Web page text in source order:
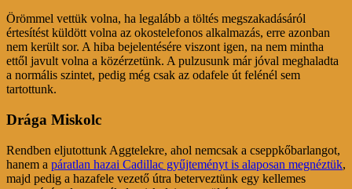
Örömmel vettük volna, ha legalább a töltés megszakadásáról
értesítést küldött volna az okostelefonos alkalmazás, erre azonban
nem került sor. A hiba bejelentésére viszont igen, na nem mintha
ettől javult volna a közérzetünk. A pulzusunk már jóval meghaladta
a normális szintet, pedig még csak az odafele út felénél sem
tartottunk.
Drága Miskolc
Rendben eljutottunk Aggtelekre, ahol nemcsak a cseppkőbarlangot,
hanem a páratlan hazai Cadillac gyűjteményt is alaposan megnéztük,
majd pedig a hazafele vezető útra beterveztünk egy kellemes